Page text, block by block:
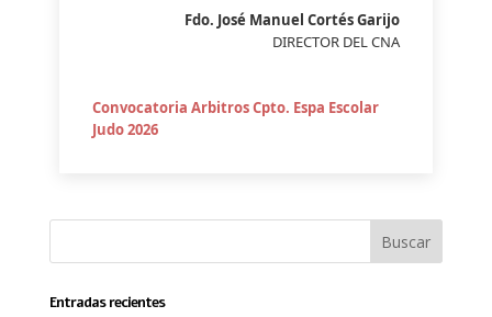
Fdo. José Manuel Cortés Garijo
DIRECTOR DEL CNA
Convocatoria Arbitros Cpto. Espa Escolar
Judo 2026
Entradas recientes